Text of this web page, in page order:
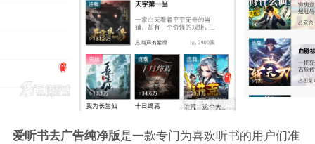
爱听书去广告纯净版是一款专门为喜欢听书的用户们准